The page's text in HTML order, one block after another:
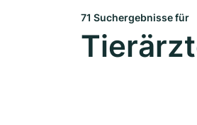
71 Suchergebnisse für